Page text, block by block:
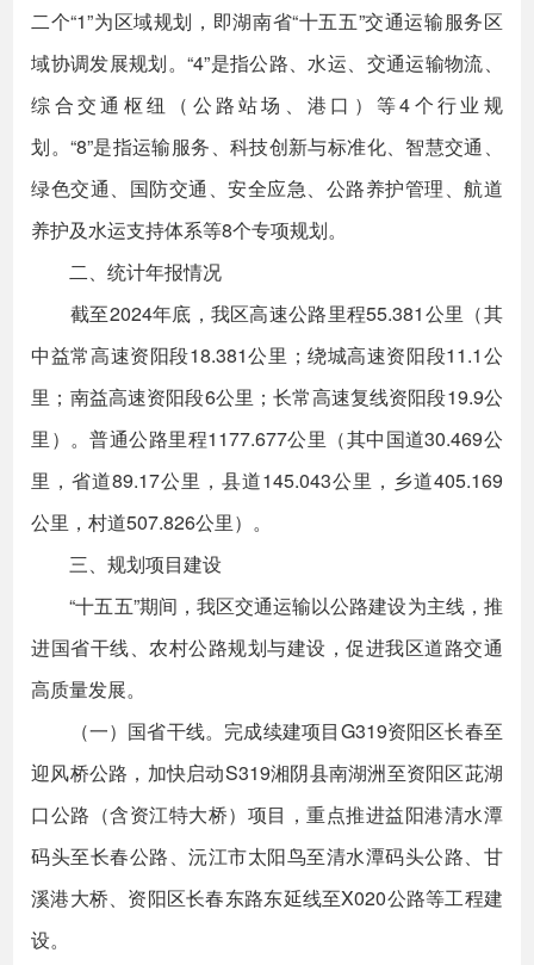
二个“1”为区域规划，即湖南省“十五五”交通运输服务区
域协调发展规划。“4”是指公路、水运、交通运输物流、
综合交通枢纽（公路站场、港口）等4个行业规
划。“8”是指运输服务、科技创新与标准化、智慧交通、
绿色交通、国防交通、安全应急、公路养护管理、航道
养护及水运支持体系等8个专项规划。
二、统计年报情况
截至2024年底，我区高速公路里程55.381公里（其
中益常高速资阳段18.381公里；绕城高速资阳段11.1公
里；南益高速资阳段6公里；长常高速复线资阳段19.9公
里）。普通公路里程1177.677公里（其中国道30.469公
里，省道89.17公里，县道145.043公里，乡道405.169
公里，村道507.826公里）。
三、规划项目建设
“十五五”期间，我区交通运输以公路建设为主线，推
进国省干线、农村公路规划与建设，促进我区道路交通
高质量发展。
（一）国省干线。完成续建项目G319资阳区长春至
迎风桥公路，加快启动S319湘阴县南湖洲至资阳区茈湖
口公路（含资江特大桥）项目，重点推进益阳港清水潭
码头至长春公路、沅江市太阳鸟至清水潭码头公路、甘
溪港大桥、资阳区长春东路东延线至X020公路等工程建
设。